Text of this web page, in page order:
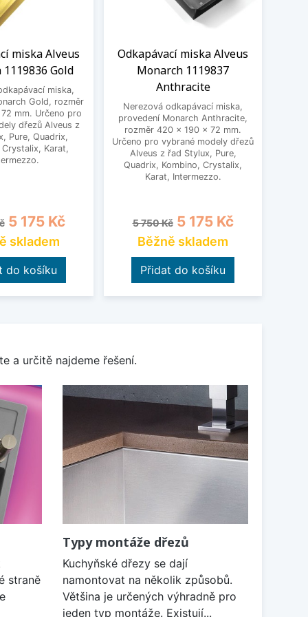
miska Alveus
Gold
miska,
Gold, rozměr
mm. Určeno pro
dřezů Alveus z
Pure, Quadrix,
Karat,
Cena
5 175 Kč
skladem
do košíku
Odkapávací miska Alveus
Monarch 1119837
Anthracite
Nerezová odkapávací miska,
provedení Monarch Anthracite,
rozměr 420 x 190 x 72 mm.
Určeno pro vybrané modely dřezů
Alveus z řad Stylux, Pure,
Quadrix, Kombino, Crystalix,
Karat, Intermezzo.
Běžná cena
5 750 Kč Cena
5 175 Kč
Běžně skladem
Přidat do košíku
a určitě najdeme řešení.
straně
Typy montáže dřezů
Kuchyňské dřezy se dají
namontovat na několik způsobů.
Většina je určených výhradně pro
jeden typ montáže. Existují...